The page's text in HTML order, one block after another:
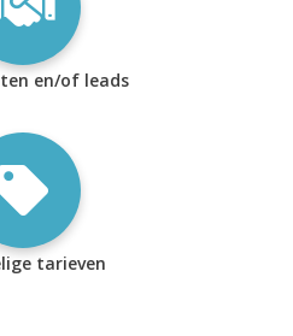
en/of leads
tarieven